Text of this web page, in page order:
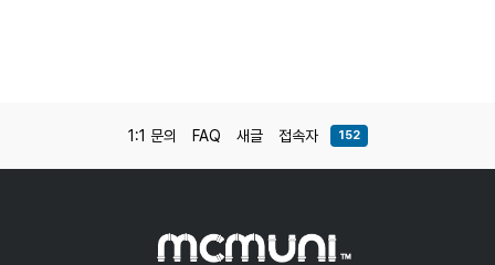
1:1 문의 FAQ 새글 접속자 152